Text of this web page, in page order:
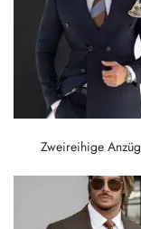
Zweireihige